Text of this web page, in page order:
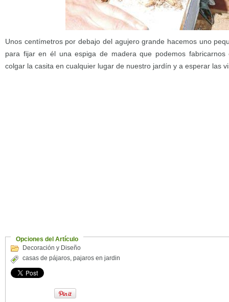
Unos centímetros por debajo del agujero grande hacemos uno
para fijar en él una espiga de madera que podemos
colgar la casita en cualquier lugar de nuestro jardín y a esperar las
Opciones del Artículo
Decoración y Diseño
casas de pájaros, pajaros en jardin